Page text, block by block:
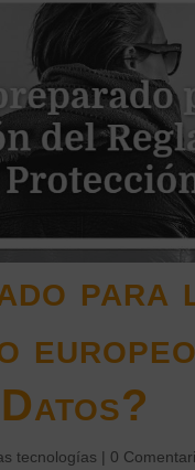
para
tecnologías | 0